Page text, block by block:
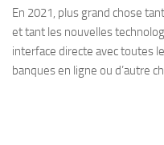
En 2021, plus grand chose
et tant les nouvelles
interface directe avec toutes
banques en ligne ou d’autre